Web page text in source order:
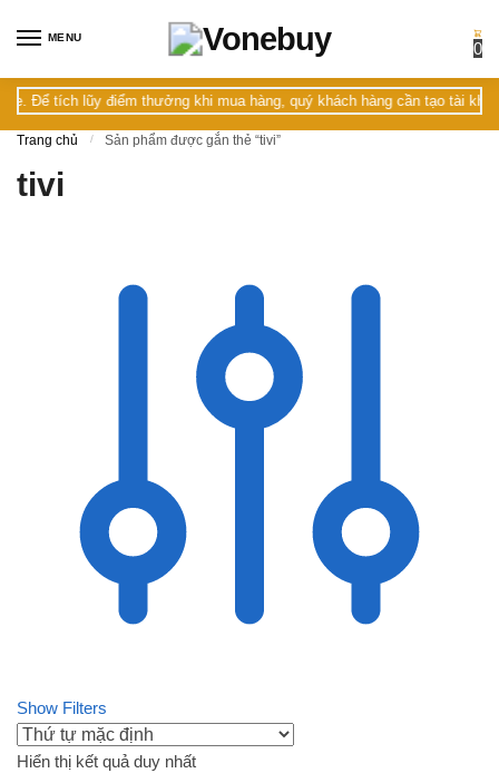
MENU
0
tích lũy điểm thưởng khi mua hàng, quý khách hàng cần tạo tài khoản
Trang chủ / Sản phẩm được gắn thẻ “tivi”
tivi
Show Filters
Hiển thị kết quả duy nhất